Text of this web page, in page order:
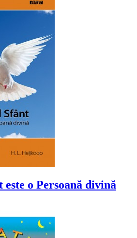
este o Persoană divină